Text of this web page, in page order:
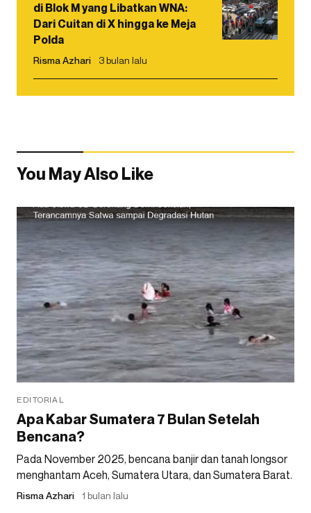
di Blok M yang Libatkan WNA:
Dari Cuitan di X hingga ke Meja
Polda
Risma Azhari 3 bulan lalu
You May Also Like
EDITORIAL
Apa Kabar Sumatera 7 Bulan Setelah
Bencana?
Pada November 2025, bencana banjir dan tanah longsor
menghantam Aceh, Sumatera Utara, dan Sumatera Barat.
Risma Azhari 1 bulan lalu